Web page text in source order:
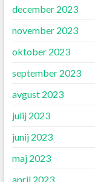
december 2023
november 2023
oktober 2023
september 2023
avgust 2023
julij 2023
junij 2023
maj 2023
april 2023